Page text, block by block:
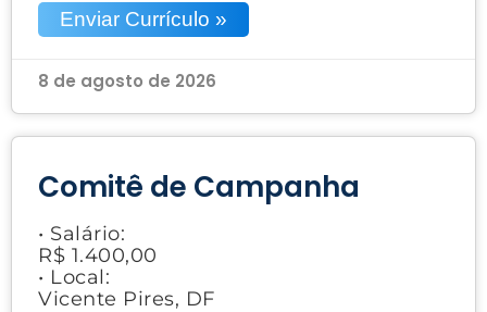
Enviar Currículo »
8 de agosto de 2026
Comitê de Campanha
• Salário:
R$ 1.400,00
• Local:
Vicente Pires, DF